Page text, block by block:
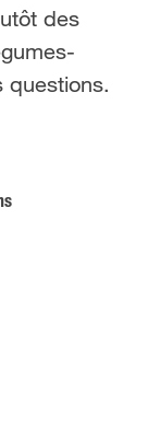
des
questions.